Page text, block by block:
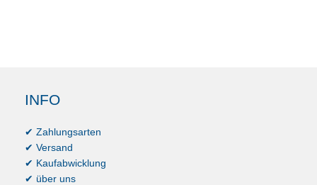
INFO
✔ Zahlungsarten
✔ Versand
✔ Kaufabwicklung
✔ über uns